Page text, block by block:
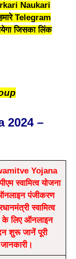
Naukari
Telegram
जिसका लिंक
2024 –
Yojana
स्वामित्व योजना
पंजीकरण
स्वामित्व
के लिए ऑनलाइन
शुरू जानें पूरी
जानकारी।